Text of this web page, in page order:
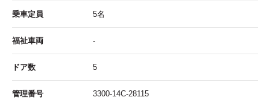
乗車定員 5名
福祉車両 -
ドア数 5
管理番号 3300-14C-28115